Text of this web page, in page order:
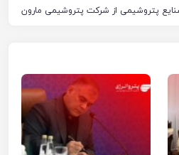
پتروشیمی از شرکت پتروشیمی مارون